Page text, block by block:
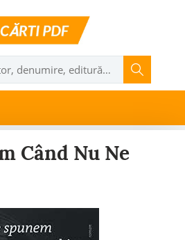
Când Nu Ne